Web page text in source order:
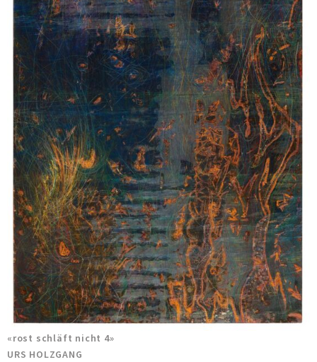
«rost schläft nicht 4»
URS HOLZGANG